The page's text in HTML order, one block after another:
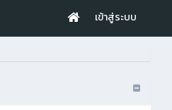
เข้าสู่ระบบ